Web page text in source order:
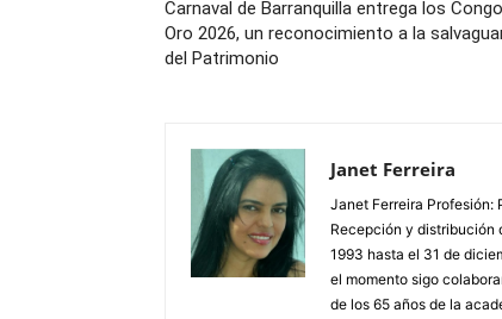
Carnaval de Barranquilla entrega los
Oro 2026, un reconocimiento a la
del Patrimonio
Janet Ferreira
Janet Ferreira Profesión:
Recepción y distribución
1993 hasta el 31 de
el momento sigo
de los 65 años de la